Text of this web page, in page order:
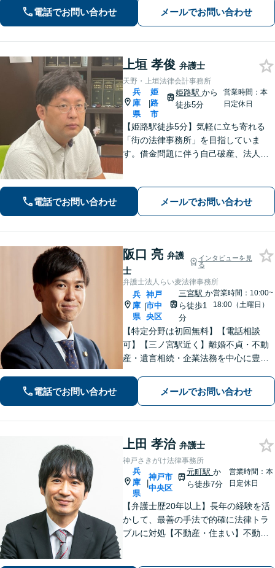
広い領域をカバー。【夜間休日/電話相
談可能】【初回面談20分無料】
電話でお問い合わせ メールでお問い合わせ
上垣 孝俊 弁護士
天野・上垣法律会計事務所
兵
庫
県
|
姫
路
市
姫路駅から
徒歩5分
営業時間：本
日定休日
【姫路駅徒歩5分】気軽に立ち寄れる
「街の法律事務所」を目指していま
す。借金問題に伴う自己破産、法人破
しっかり耳を傾けサポートいたしま
す。【初回相談無料】【個室対応】
電話でお問い合わせ メールでお問い合わせ
阪口 亮 弁護
士
インタビューを見
る
弁護士法人らい麦法律事務所
兵
庫
県
|
神戸
市中
央区
三宮駅 か
ら徒歩1
分
営業時間：10:00~
18:00（土曜日）
【特定分野は初回無料】【電話相談
可】【三ノ宮駅近く】離婚不貞・不動
産・遺言相続・企業法務を中心に豊富
ために」をモットーに、高い専門性を
もって最善の解決を実現します。お気
電話でお問い合わせ メールでお問い合わせ
上田 孝治 弁護士
神戸さきがけ法律事務所
兵
庫
県
|
神戸市
中央区
元町駅 か
ら徒歩7分
営業時間：本
日定休日
【弁護士歴20年以上】長年の経験を活
かして、最善の手法で的確に法律トラ
ブルに対処【不動産・住まい】不動産